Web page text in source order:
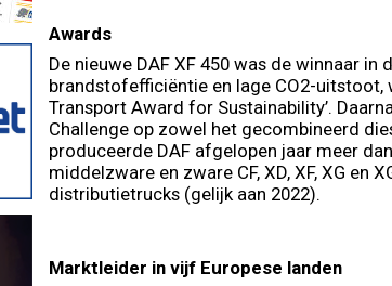
Awards
De nieuwe DAF XF 450 was de winnaar
brandstofefficiëntie en lage CO2-uitstoot,
Transport Award for Sustainability’.
Challenge op zowel het gecombineerd
produceerde DAF afgelopen jaar meer
middelzware en zware CF, XD, XF, XG en
distributietrucks (gelijk aan 2022).
Marktleider in vijf Europese landen